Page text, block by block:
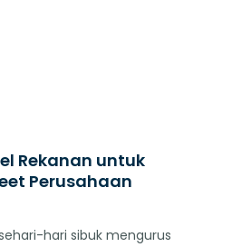
Rekanan untuk
Perusahaan
hari sibuk mengurus